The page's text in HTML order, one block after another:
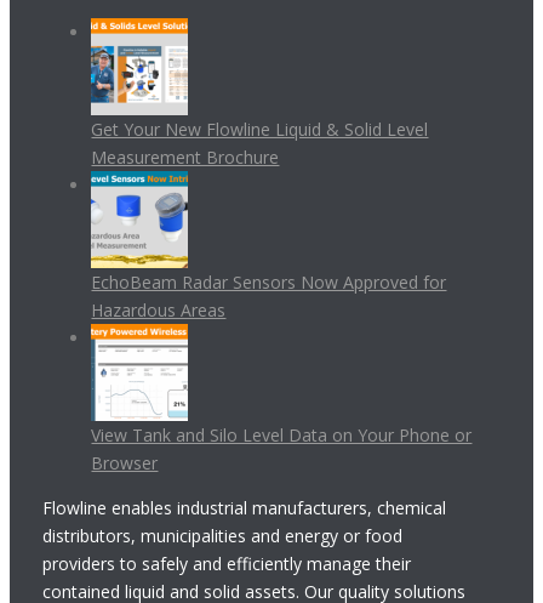
Get Your New Flowline Liquid & Solid Level
Measurement Brochure
EchoBeam Radar Sensors Now Approved for
Hazardous Areas
View Tank and Silo Level Data on Your Phone or
Browser
Flowline enables industrial manufacturers, chemical
distributors, municipalities and energy or food
providers to safely and efficiently manage their
contained liquid and solid assets. Our quality solutions